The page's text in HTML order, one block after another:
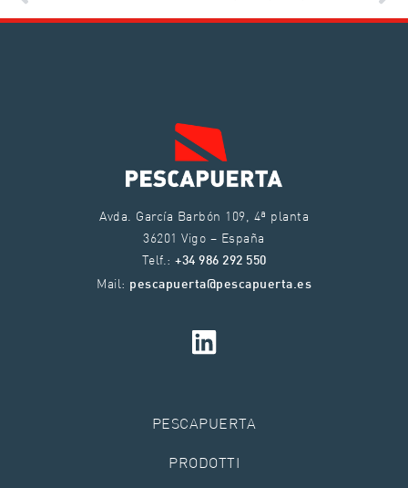
Avda. García Barbón 109, 4ª planta
36201 Vigo – España
Telf.: +34 986 292 550
Mail: pescapuerta@pescapuerta.es
PESCAPUERTA
PRODOTTI